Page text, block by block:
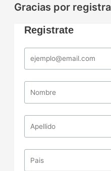
Gracias por
Registrate